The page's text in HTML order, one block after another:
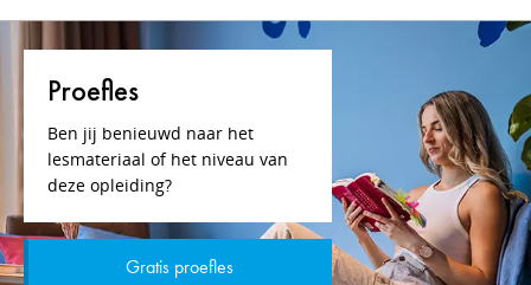
Proefles
Ben jij benieuwd naar het
lesmateriaal of het niveau van
deze opleiding?
Gratis proefles